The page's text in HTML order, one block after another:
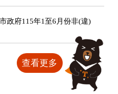
政府115年1至6月份非(違)
查看更多